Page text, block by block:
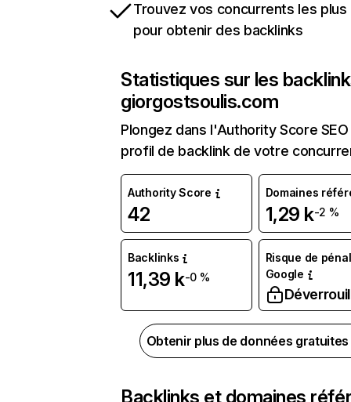
Trouvez vos concurrents les
pour obtenir des backlinks
Statistiques sur les
giorgostsoulis.com
Plongez dans l'Authority Score
profil de backlink de votre
Authority Score
42
Domaines
1,29 k-2 %
Backlinks
11,39 k-0 %
Risque de
Google
Obtenir plus de données
Backlinks et domaines